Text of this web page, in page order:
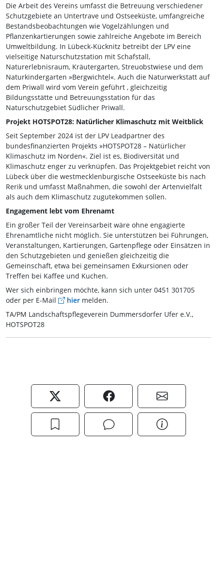
Die Arbeit des Vereins umfasst die Betreuung verschiedener
Schutzgebiete an Untertrave und Ostseeküste, umfangreiche
Bestandsbeobachtungen wie Vogelzählungen und
Pflanzenkartierungen sowie zahlreiche Angebote im Bereich
Umweltbildung. In Lübeck-Kücknitz betreibt der LPV eine
vielseitige Naturschutzstation mit Schafstall,
Naturerlebnisraum, Kräutergarten, Streuobstwiese und dem
Naturkindergarten »Bergwichtel«. Auch die Naturwerkstatt auf
dem Priwall wird vom Verein geführt , gleichzeitig
Bildungsstätte und Betreuungsstation für das
Naturschutzgebiet Südlicher Priwall.
Projekt HOTSPOT28: Natürlicher Klimaschutz mit Weitblick
Seit September 2024 ist der LPV Leadpartner des
bundesfinanzierten Projekts »HOTSPOT28 – Natürlicher
Klimaschutz im Norden«. Ziel ist es, Biodiversität und
Klimaschutz enger zu verknüpfen. Das Projektgebiet reicht von
Lübeck über die westmecklenburgische Ostseeküste bis nach
Rerik und umfasst Maßnahmen, die sowohl der Artenvielfalt
als auch dem Klimaschutz zugutekommen sollen.
Engagement lebt vom Ehrenamt
Ein großer Teil der Vereinsarbeit wäre ohne engagierte
Ehrenamtliche nicht möglich. Sie unterstützen bei Führungen,
Veranstaltungen, Kartierungen, Gartenpflege oder Einsätzen in
den Schutzgebieten und genießen gleichzeitig die
Gemeinschaft, etwa bei gemeinsamen Exkursionen oder
Treffen bei Kaffee und Kuchen.
Wer sich einbringen möchte, kann sich unter 0451 301705
oder per E-Mail
hier melden.
TA/PM Landschaftspflegeverein Dummersdorfer Ufer e.V.,
HOTSPOT28